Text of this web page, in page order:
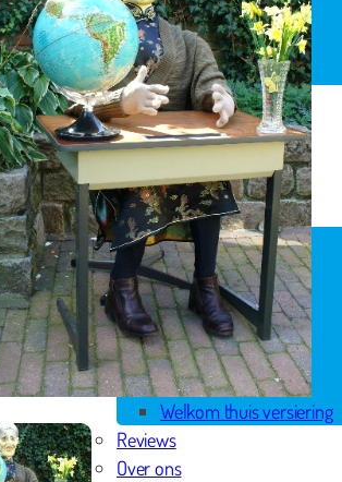
Geboorteborden
Ooievaar op nest
Spandoek geboorte
Huwelijk
Pensioen
Skytubes
Rode loper
Versiering
Geboorte versiering
Geslaagd versiering
Huwelijk versiering
Pensioen versiering
Verjaardag versiering
Voordeelpakketten
Welkom thuis versiering
Reviews
Over ons